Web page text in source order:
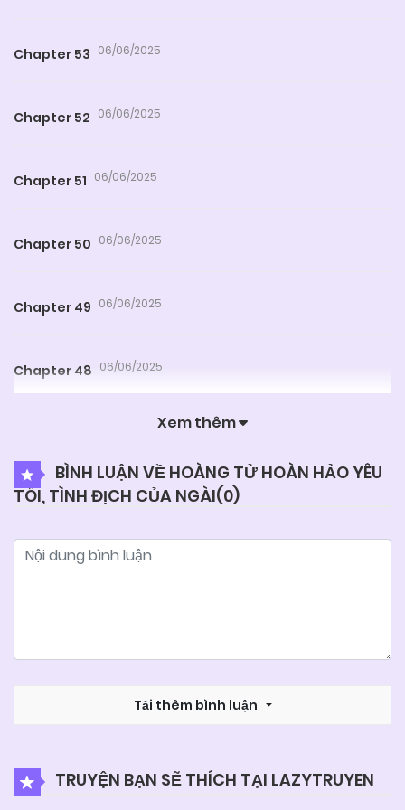
Chapter 53 06/06/2025
Chapter 52 06/06/2025
Chapter 51 06/06/2025
Chapter 50 06/06/2025
Chapter 49 06/06/2025
Chapter 48 06/06/2025
06/06/2025
Chapter 46 06/06/2025
Chapter 45 06/06/2025
Xem thêm
BÌNH LUẬN VỀ HOÀNG TỬ HOÀN HẢO YÊU
TÔI, TÌNH ĐỊCH CỦA NGÀI(0)
Tải thêm bình luận
TRUYỆN BẠN SẼ THÍCH TẠI LAZYTRUYEN